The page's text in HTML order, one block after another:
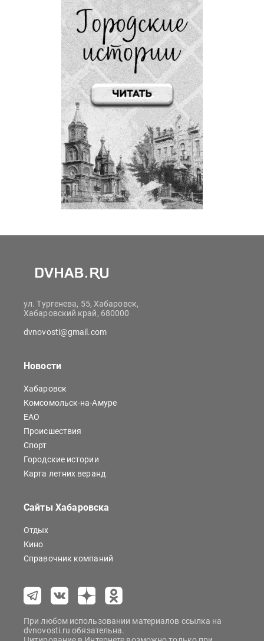
ул. Тургенева, 55, Хабаровск,
Хабаровский край, 680000
dvnovosti@gmail.com
Новости
Хабаровск
Комсомольск-на-Амуре
ЕАО
Происшествия
Спорт
Городские истории
Карта летних веранд
Сайты Хабаровска
Отдых
Кино
Справочник компаний
При любом использовании материалов ссылка на
dvnovosti.ru обязательна.